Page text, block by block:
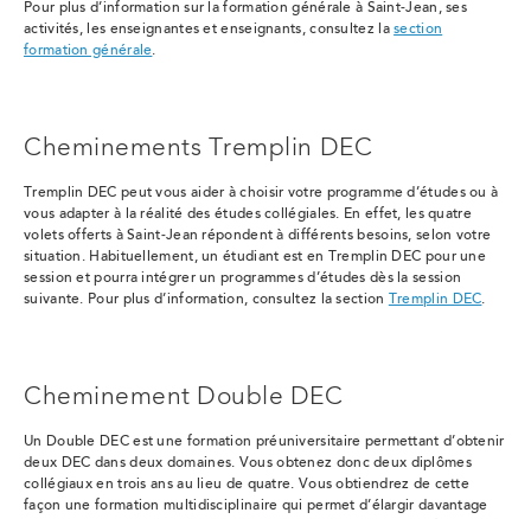
Pour plus d’information sur la formation générale à Saint-Jean, ses
activités, les enseignantes et enseignants, consultez lasection
formation générale.
Cheminements Tremplin DEC
Tremplin DEC peut vous aider à choisir votre programme d’études ou à
vous adapter à la réalité des études collégiales. En effet, les quatre
volets offerts à Saint-Jean répondent à différents besoins, selon votre
situation. Habituellement, un étudiant est en Tremplin DEC pour une
session et pourra intégrer un programmes d’études dès la session
suivante. Pour plus d’information, consultez lasection Tremplin DEC.
Cheminement Double DEC
Un Double DEC est une formation préuniversitaire permettant d’obtenir
deux DEC dans deux domaines. Vous obtenez donc deux diplômes
collégiaux en trois ans au lieu de quatre. Vous obtiendrez de cette
façon une formation multidisciplinaire qui permet d’élargir davantage